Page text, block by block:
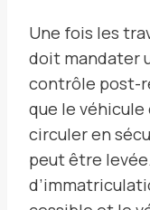
Une fois les
doit mandater
contrôle post-
que le
circuler en
peut être